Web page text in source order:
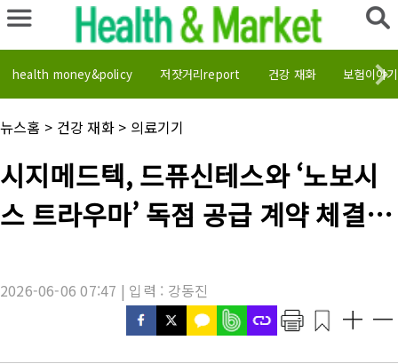
health money&policy 저잣거리report 건강 재화 보험이야기
채
널
뉴스홈 > 건강 재화> 의료기기
기
사
목
:
시지메드텍, 드퓨신테스와 ‘노보시
스 트라우마’ 독점 공급 계약 체결…
성과
2026-06-06 07:47 | 입력 : 강동진